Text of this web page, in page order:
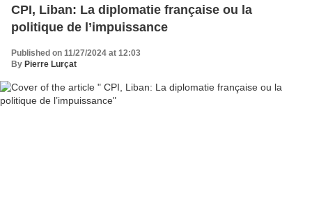
CPI, Liban: La diplomatie française ou la
politique de l’impuissance
Published on 11/27/2024 at 12:03
By Pierre Lurçat